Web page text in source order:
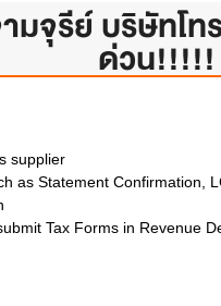
จุรีย์ บริษัทโท
ด่วน!!!!!
supplier
as Statement Confirmation,
Tax Forms in Revenue